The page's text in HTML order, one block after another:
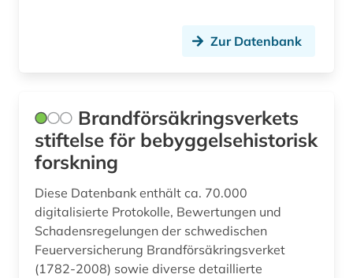
Zur Datenbank
Brandförsäkringsverkets
stiftelse för bebyggelsehistorisk
forskning
Diese Datenbank enthält ca. 70.000
digitalisierte Protokolle, Bewertungen und
Schadensregelungen der schwedischen
Feuerversicherung Brandförsäkringsverket
(1782-2008) sowie diverse detaillierte